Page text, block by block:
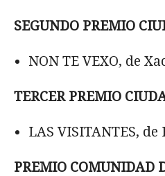
SEGUNDO PREMIO
NON TE VEXO, de
TERCER PREMIO
LAS VISITANTES,
PREMIO COMUNIDAD